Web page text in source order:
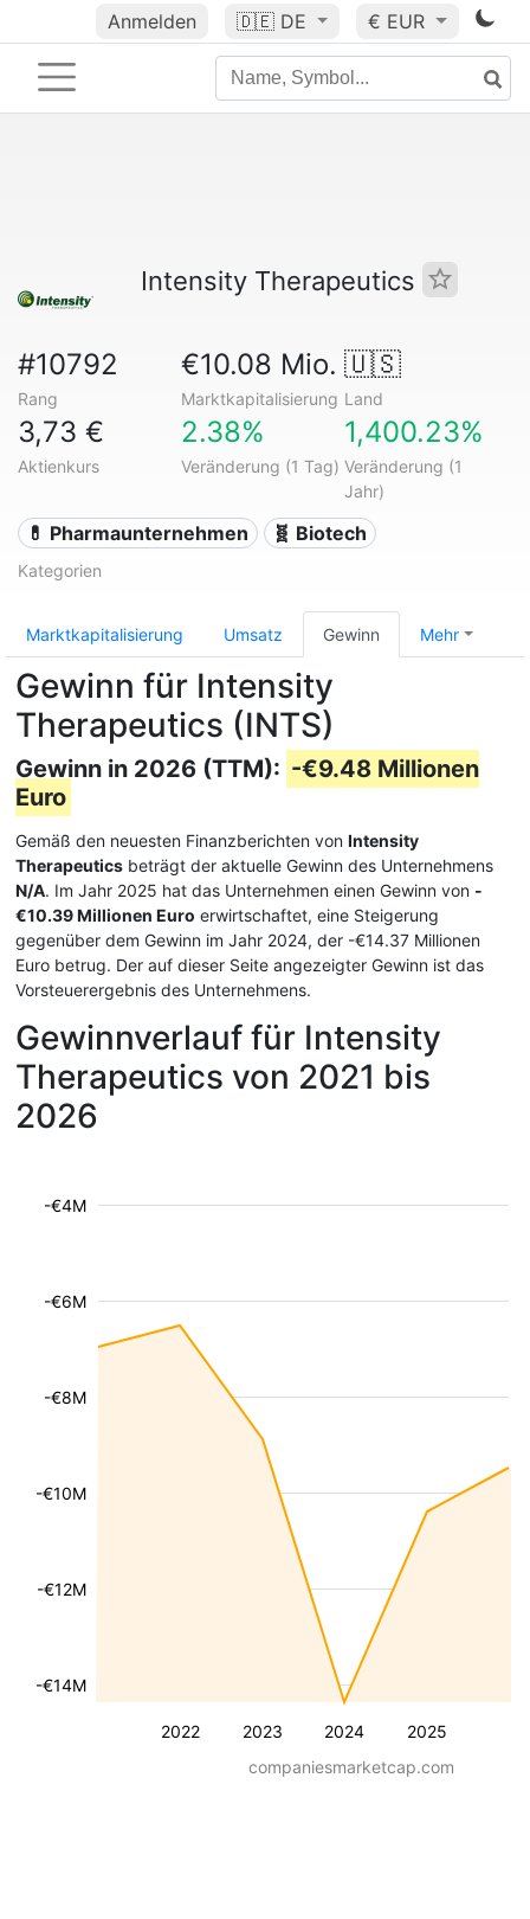
Anmelden 🇩🇪 DE € EUR
Intensity Therapeutics
#10792
Rang
€10.08 Mio.
Marktkapitalisierung
🇺🇸
Land
3,73 €
Aktienkurs
2.38%
Veränderung (1 Tag)
1,400.23%
Veränderung (1
Jahr)
💊 Pharmaunternehmen 🧬 Biotech
Kategorien
Marktkapitalisierung Umsatz Gewinn Mehr
Gewinn für Intensity
Therapeutics (INTS)
Gewinn in 2026 (TTM): -€9.48 Millionen
Euro
Gemäß den neuesten Finanzberichten von Intensity
Therapeutics beträgt der aktuelle Gewinn des Unternehmens
N/A. Im Jahr 2025 hat das Unternehmen einen Gewinn von -
€10.39 Millionen Euro erwirtschaftet, eine Steigerung
gegenüber dem Gewinn im Jahr 2024, der -€14.37 Millionen
Euro betrug. Der auf dieser Seite angezeigter Gewinn ist das
Vorsteuerergebnis des Unternehmens.
Gewinnverlauf für Intensity
Therapeutics von 2021 bis
2026
2022 2023 2024 2025
-€14M
-€12M
-€10M
-€8M
-€6M
-€4M
companiesmarketcap.com